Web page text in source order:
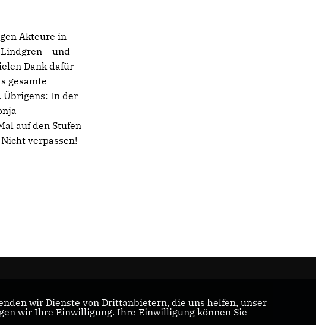
Akteure in
– und
Dank dafür
gesamte
Übrigens: In der
auf den Stufen
verpassen!
wir Dienste von Drittanbietern, die uns helfen, unser
wir Ihre Einwilligung. Ihre Einwilligung können Sie